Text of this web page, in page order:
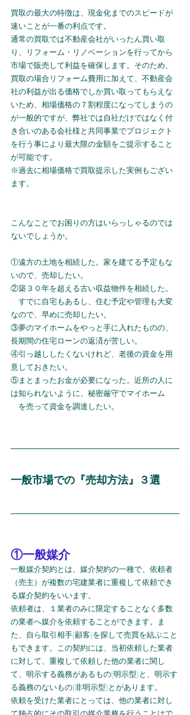
買取の最大の特徴は、現金化までのスピードが
速いことが一番の利点です。
通常の買取では不動産会社がいったん買い取
り、リフォーム・リノベーションを行ってから
市場で販売して利益を確保します。そのため、
買取の場合リフォーム費用に加えて、不動産会
社の利益が出る価格でしか買い取ってもらえな
いため、相場価格の７割程度になってしまうの
が一般的ですが、弊社では自社だけではなく付
き合いのある会社様と共同事業でプロジェクト
を行う事により最大限の金額をご提示すること
が可能です。
※過去に相場価格で買取提示した実例もござい
ます。
こんなことでお困りの方はいらっしゃるのでは
ないでしょうか。
①遠方の土地を相続した。家を建てる予定もな
いので、売却したい。
②築３０年を超える古い収益物件を相続した。
すでに自宅もあるし、住む予定や管理も大変
なので、早めに売却したい。
③夢のマイホームをやっと手に入れたものの、
長期間の住宅ローンの返済が苦しい。
④引っ越ししたくないけれど、老後の資金を用
意しておきたい。
⑤まとまったお金が必要になった。近所の人に
は知られないように、秘密厳守でマイホーム
を売って資金を調達したい。
一般市場での『売却方法』３選
①一般媒介
一般媒介契約とは、媒介契約の一種で、依頼者
（売主）が複数の宅建業者に重複して依頼でき
る媒介契約をいいます。
依頼者は、１業者のみに限定することなく多数
の業者へ媒介を依頼することができます。ま
た、自ら取引相手(顧客)を探して売買を結ぶこと
もできます。この契約には、当初依頼した業者
に対して、重複して依頼した他の業者に関し
て、明示する義務があるもの(明示型)と、明示す
る義務のないもの(非明示型)とがあります。
依頼を受けた業者にとっては、他の業者に対し